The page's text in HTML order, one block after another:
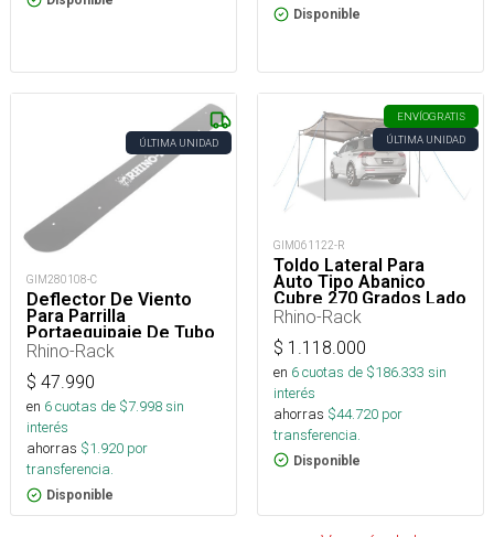
Disponible
ÚLTIMA UNIDAD
GIM280108-C
Deflector De Viento
Para Parrilla
Portaequipaje De Tubo
Rhino-Rack
$ 47.990
en 6cuotas de $7.998sin
interés
ahorras $1.920 por
transferencia.
Disponible
ENVÍOGRATIS
ÚLTIMA UNIDAD
GIM061122-R
Toldo Lateral Para
Auto Tipo Abanico
Cubre 270 Grados Lado
Piloto Con Sistema
Rhino-Rack
$ 1.118.000
en 6cuotas de $186.333 sin
interés
ahorras $44.720 por
transferencia.
Disponible